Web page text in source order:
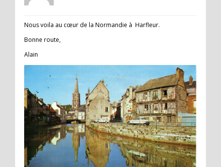
Nous voila au cœur de la Normandie à Harfleur.
Bonne route,
Alain